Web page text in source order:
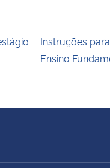
Instruções
Ensino